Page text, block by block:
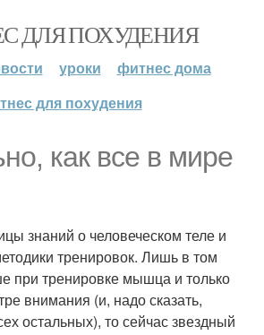
ДЛЯ ПОХУДЕНИЯ
уроки
фитнес дома
для похудения
как все в мире
знаний о человеческом теле и
тренировок. Лишь в том
при тренировке мышца и только
внимания (и, надо сказать,
остальных), то сейчас звездный